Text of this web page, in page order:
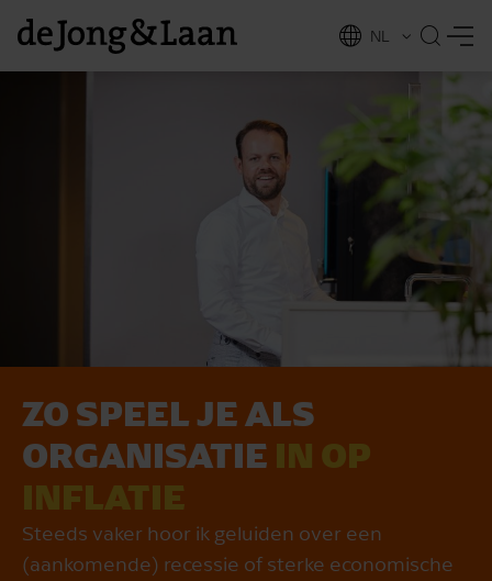
NL
EN
ZO SPEEL JE ALS
ORGANISATIE IN OP
INFLATIE
Steeds vaker hoor ik geluiden over een
(aankomende) recessie of sterke economische